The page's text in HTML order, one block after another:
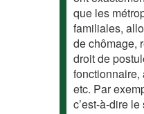
que les
familiales,
de chômage,
droit de
fonctionnaire,
etc. Par
c’est-à-dire